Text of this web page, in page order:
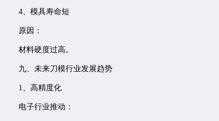
4、模具寿命短
原因：
材料硬度过高。
九、未来刀模行业发展趋势
1、高精度化
电子行业推动：